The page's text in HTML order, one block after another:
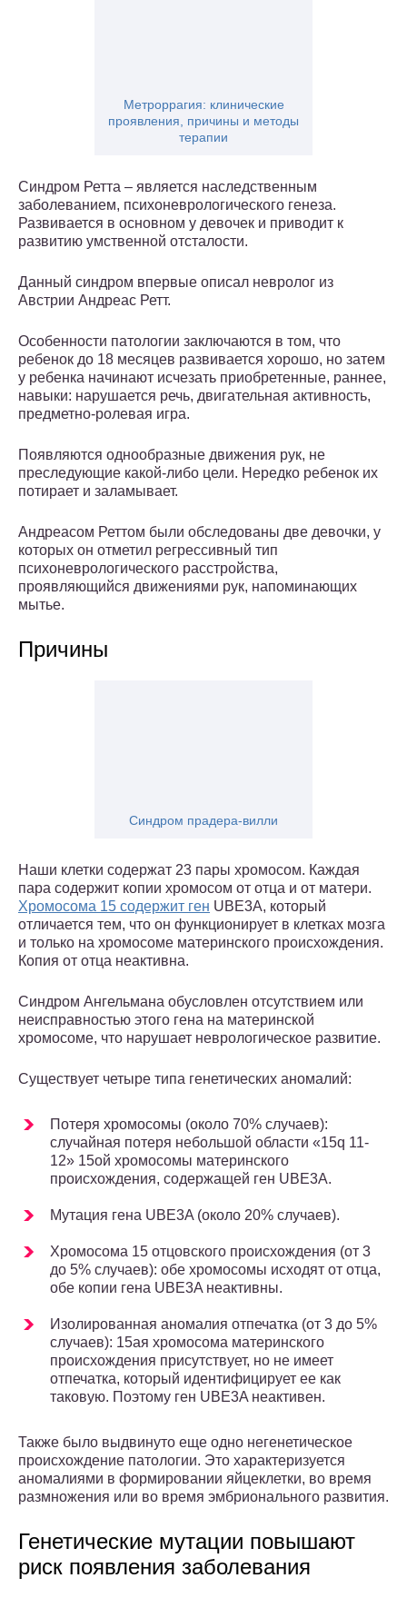
Метроррагия: клинические
проявления, причины и методы
терапии
Синдром Ретта – является наследственным
заболеванием, психоневрологического генеза.
Развивается в основном у девочек и приводит к
развитию умственной отсталости.
Данный синдром впервые описал невролог из
Австрии Андреас Ретт.
Особенности патологии заключаются в том, что
ребенок до 18 месяцев развивается хорошо, но затем
у ребенка начинают исчезать приобретенные, раннее,
навыки: нарушается речь, двигательная активность,
предметно-ролевая игра.
Появляются однообразные движения рук, не
преследующие какой-либо цели. Нередко ребенок их
потирает и заламывает.
Андреасом Реттом были обследованы две девочки, у
которых он отметил регрессивный тип
психоневрологического расстройства,
проявляющийся движениями рук, напоминающих
мытье.
Причины
Синдром прадера-вилли
Наши клетки содержат 23 пары хромосом. Каждая
пара содержит копии хромосом от отца и от матери.
Хромосома 15 содержит ген UBE3A, который
отличается тем, что он функционирует в клетках мозга
и только на хромосоме материнского происхождения.
Копия от отца неактивна.
Синдром Ангельмана обусловлен отсутствием или
неисправностью этого гена на материнской
хромосоме, что нарушает неврологическое развитие.
Существует четыре типа генетических аномалий:
Потеря хромосомы (около 70% случаев):
случайная потеря небольшой области «15q 11-
12» 15ой хромосомы материнского
происхождения, содержащей ген UBE3A.
Мутация гена UBE3A (около 20% случаев).
Хромосома 15 отцовского происхождения (от 3
до 5% случаев): обе хромосомы исходят от отца,
обе копии гена UBE3A неактивны.
Изолированная аномалия отпечатка (от 3 до 5%
случаев): 15ая хромосома материнского
происхождения присутствует, но не имеет
отпечатка, который идентифицирует ее как
таковую. Поэтому ген UBE3A неактивен.
Также было выдвинуто еще одно негенетическое
происхождение патологии. Это характеризуется
аномалиями в формировании яйцеклетки, во время
размножения или во время эмбрионального развития.
Генетические мутации повышают
риск появления заболевания